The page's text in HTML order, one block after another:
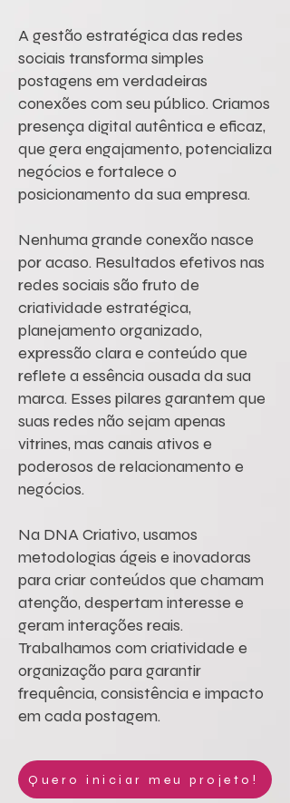
A gestão estratégica das redes
sociais transforma simples
postagens em verdadeiras
conexões com seu público. Criamos
presença digital autêntica e eficaz,
que gera engajamento, potencializa
negócios e fortalece o
posicionamento da sua empresa.
Nenhuma grande conexão nasce
por acaso. Resultados efetivos nas
redes sociais são fruto de
criatividade estratégica,
planejamento organizado,
expressão clara e conteúdo que
reflete a essência ousada da sua
marca. Esses pilares garantem que
suas redes não sejam apenas
vitrines, mas canais ativos e
poderosos de relacionamento e
negócios.
Na DNA Criativo, usamos
metodologias ágeis e inovadoras
para criar conteúdos que chamam
atenção, despertam interesse e
geram interações reais.
Trabalhamos com criatividade e
organização para garantir
frequência, consistência e impacto
em cada postagem.
Quero iniciar meu projeto!